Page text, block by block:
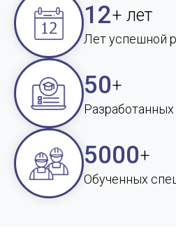
12+ лет
Лет успешной
50+
5000+
Обученных